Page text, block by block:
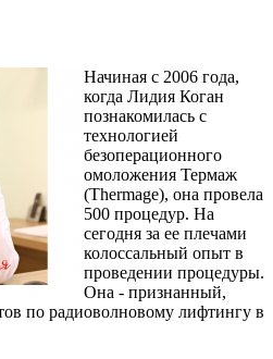
Начиная с 2006 года,
когда Лидия Коган
познакомилась с
технологией
безоперационного
омоложения Термаж
(Thermage), она провела
500 процедур. На
сегодня за ее плечами
колоссальный опыт в
проведении процедуры.
Она - признанный,
по радиоволновому лифтингу в